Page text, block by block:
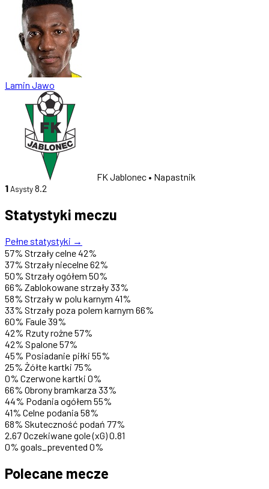
Lamin Jawo
FK Jablonec • Napastnik
1Asysty8.2
Statystyki meczu
Pełne statystyki →
57% Strzały celne42%
37% Strzały niecelne62%
50% Strzały ogółem 50%
66% Zablokowane strzały33%
58% Strzały w polu karnym 41%
33% Strzały poza polem karnym 66%
60% Faule39%
42% Rzuty rożne57%
42% Spalone57%
45% Posiadanie piłki 55%
25% Żółte kartki 75%
0% Czerwone kartki 0%
66% Obrony bramkarza 33%
44% Podania ogółem 55%
41% Celne podania 58%
68% Skuteczność podań 77%
2.67Oczekiwane gole (xG)0.81
0% goals_prevented 0%
Polecane mecze